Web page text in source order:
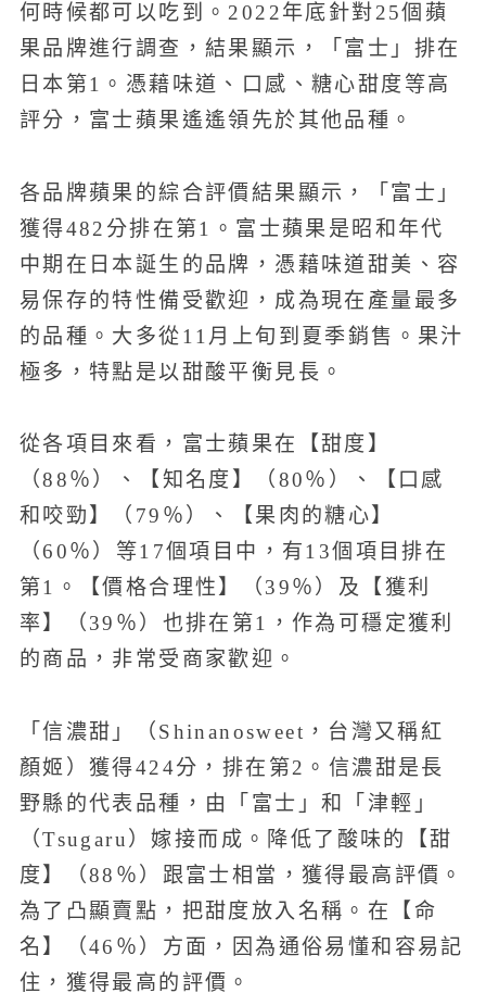
何時候都可以吃到。2022年底針對25個蘋
果品牌進行調查，結果顯示，「富士」排在
日本第1。憑藉味道、口感、糖心甜度等高
評分，富士蘋果遙遙領先於其他品種。
各品牌蘋果的綜合評價結果顯示，「富士」
獲得482分排在第1。富士蘋果是昭和年代
中期在日本誕生的品牌，憑藉味道甜美、容
易保存的特性備受歡迎，成為現在產量最多
的品種。大多從11月上旬到夏季銷售。果汁
極多，特點是以甜酸平衡見長。
從各項目來看，富士蘋果在【甜度】
（88％）、【知名度】（80％）、【口感
和咬勁】（79％）、【果肉的糖心】
（60％）等17個項目中，有13個項目排在
第1。【價格合理性】（39％）及【獲利
率】（39％）也排在第1，作為可穩定獲利
的商品，非常受商家歡迎。
「信濃甜」（Shinanosweet，台灣又稱紅
顏姬）獲得424分，排在第2。信濃甜是長
野縣的代表品種，由「富士」和「津輕」
（Tsugaru）嫁接而成。降低了酸味的【甜
度】（88％）跟富士相當，獲得最高評價。
為了凸顯賣點，把甜度放入名稱。在【命
名】（46％）方面，因為通俗易懂和容易記
住，獲得最高的評價。